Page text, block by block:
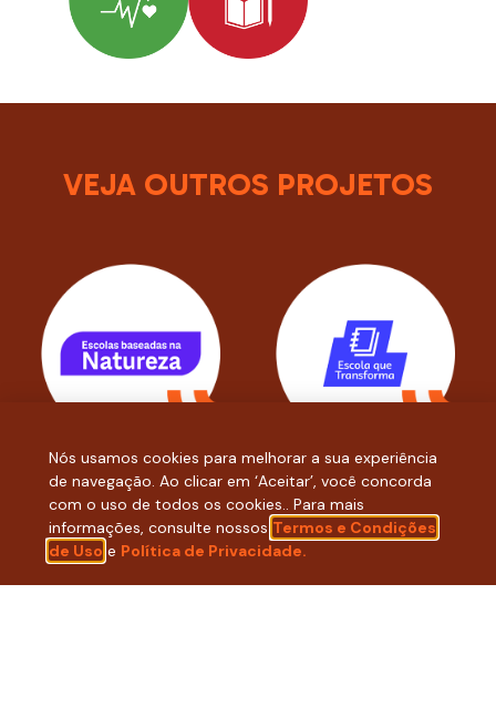
VEJA OUTROS PROJETOS
2 3 4 5 6 7
Nós usamos cookies para melhorar a sua experiência
de navegação. Ao clicar em ‘Aceitar’, você concorda
com o uso de todos os cookies.. Para mais
informações, consulte nossos Termos e Condições
de Uso e Política de Privacidade.